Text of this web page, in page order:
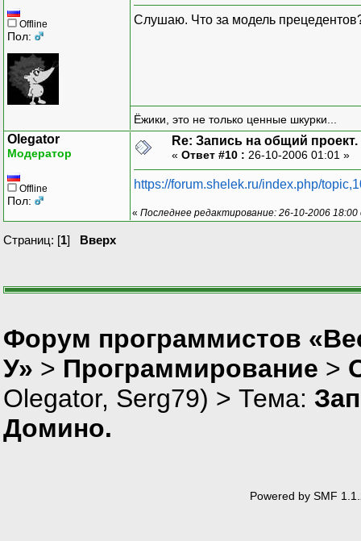
Offline
Пол:
Слушаю. Что за модель
Ёжики, это не только ценные шкурки...
Olegator
Модератор
Offline
Пол:
Re: Запись на общий
« Ответ #10 : 26-10-2006 01:01 »
https://forum.shelek.ru/index.php/
« Последнее редактирование: 26-10-2006
Страниц: [1] Вверх
Форум программистов
У» > Программирование >
Olegator, Serg79) > Тема:
Домино.
Powered by SMF